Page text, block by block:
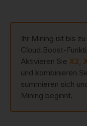
Ihr Mining ist bis zu
Cloud.Boost-
Aktivieren Sie X2
und kombinieren
summieren sich
Mining beginnt.